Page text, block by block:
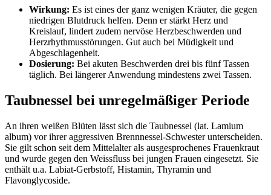
Wirkung: Es ist eines der ganz wenigen Kräuter, die gegen
niedrigen Blutdruck helfen. Denn er stärkt Herz und
Kreislauf, lindert zudem nervöse Herzbeschwerden und
Herzrhythmusstörungen. Gut auch bei Müdigkeit und
Abgeschlagenheit.
Dosierung: Bei akuten Beschwerden drei bis fünf Tassen
täglich. Bei längerer Anwendung mindestens zwei Tassen.
Taubnessel bei unregelmäßiger Periode
An ihren weißen Blüten lässt sich die Taubnessel (lat. Lamium
album) vor ihrer aggressiven Brennnessel-Schwester unterscheiden.
Sie gilt schon seit dem Mittelalter als ausgesprochenes Frauenkraut
und wurde gegen den Weissfluss bei jungen Frauen eingesetzt. Sie
enthält u.a. Labiat-Gerbstoff, Histamin, Thyramin und
Flavonglycoside.